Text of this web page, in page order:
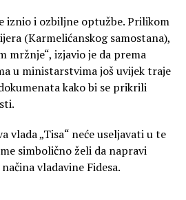
iznio i ozbiljne optužbe. Prilikom
(Karmelićanskog samostana),
mržnje“, izjavio je da prema
u ministarstvima još uvijek traje
kako bi se prikrili
vlada „Tisa“ neće useljavati u te
simbolično želi da napravi
vladavine Fidesa.